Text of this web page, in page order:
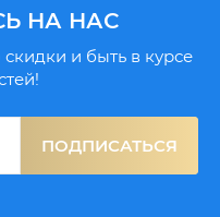
НА НАС
и быть в курсе
ПОДПИСАТЬСЯ